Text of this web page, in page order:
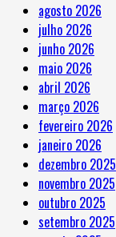
agosto 2026
julho 2026
junho 2026
maio 2026
abril 2026
março 2026
fevereiro 2026
janeiro 2026
dezembro 2025
novembro 2025
outubro 2025
setembro 2025